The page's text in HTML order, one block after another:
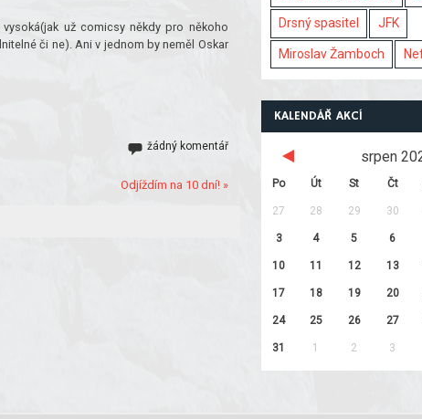
už comicsy někdy pro někoho
či ne). Ani v jednom by neměl Oskar
žádný komentář
Odjíždím na 10 dní! »
Drsný spasitel JFK
Miroslav Žamboch
KALENDÁŘ AKCÍ
srpen
Po Út St Čt
27 28 29 30
3 4 5 6
10 11 12 13
17 18 19 20
24 25 26 27
31 1 2 3